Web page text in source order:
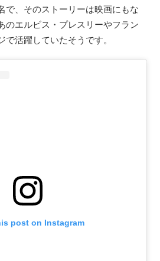
で、そのストーリーは映画にもな
のエルビス・プレスリーやフラン
で活躍していたそうです。
post on Instagram